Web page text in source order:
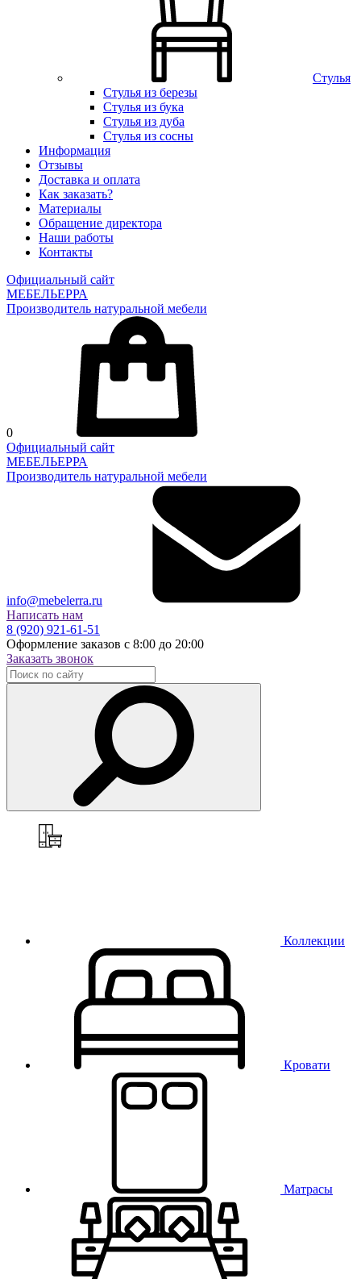
Стулья
Стулья из березы
Стулья из бука
Стулья из дуба
Стулья из сосны
Информация
Отзывы
Доставка и оплата
Как заказать?
Материалы
Обращение директора
Наши работы
Контакты
Официальный сайт
МЕБЕЛЬЕРРА
Производитель натуральной мебели
0
Официальный сайт
МЕБЕЛЬЕРРА
Производитель натуральной мебели
info@mebelerra.ru
Написать нам
8 (920) 921-61-51
Оформление заказов с 8:00 до 20:00
Заказать звонок
Коллекции
Кровати
Матрасы